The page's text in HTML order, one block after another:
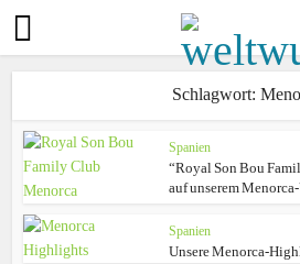
Schlagwort:
Spanien
“Royal Son Bou
auf unserem
Spanien
Unsere Menorca-